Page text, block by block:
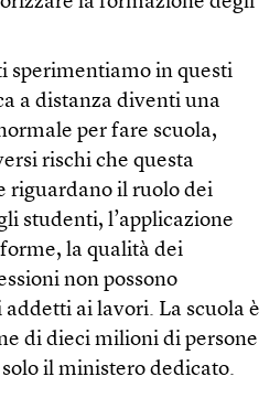
sperimentiamo in questi
a distanza diventi una
per fare scuola,
rischi che questa
riguardano il ruolo dei
studenti, l’applicazione
la qualità dei
non possono
ai lavori. La scuola è
di dieci milioni di persone
il ministero dedicato.